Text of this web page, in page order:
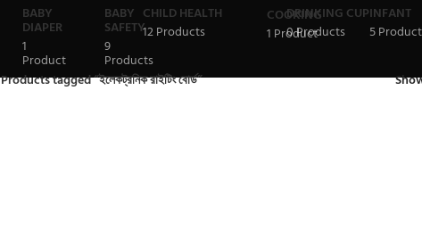
BABY
DIAPER
1
Product
BABY
SAFETY
9
Products
CHILD HEALTH
12 Products
COOKING
1 Product
DRINKING CUP
0 Products
INFANT
5
Products tagged “ইলেকট্রনিক রাইটিং বোর্ড”